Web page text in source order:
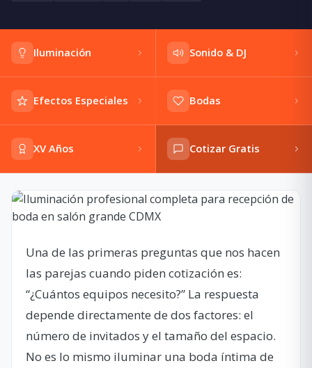
Iluminación Sonido & DJ
Efectos Especiales Bodas
XV Años Cotizar Gratis
Una de las primeras preguntas que nos hacen
las parejas cuando piden cotización es:
“¿Cuántos equipos necesito?” La respuesta
depende directamente de dos factores: el
número de invitados y el tamaño del espacio.
No es lo mismo iluminar una boda íntima de